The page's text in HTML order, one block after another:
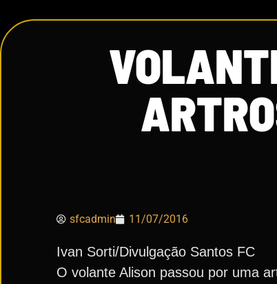
sfcadmin 11/07/2016
Ivan Sorti/Divulgação Santos FC
O volante Alison passou por uma